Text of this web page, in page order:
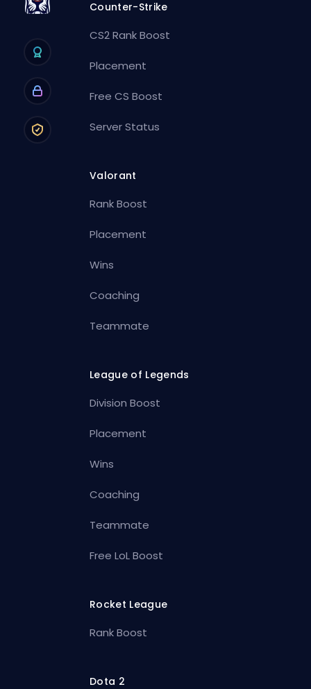
Counter-Strike
CS2 Rank Boost
Placement
Free CS Boost
Server Status
Valorant
Rank Boost
Placement
Wins
Coaching
Teammate
League of Legends
Division Boost
Placement
Wins
Coaching
Teammate
Free LoL Boost
Rocket League
Rank Boost
Dota 2